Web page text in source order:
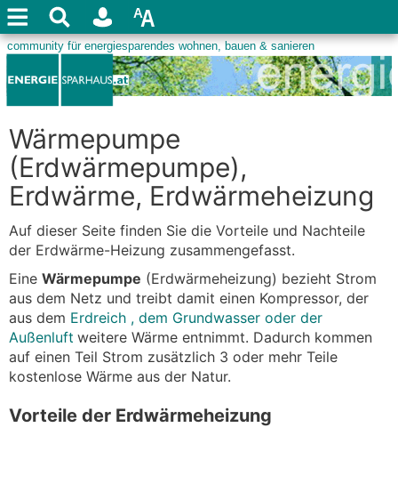
Wärmepumpe
(Erdwärmepumpe),
Erdwärme, Erdwärmeheizung
Auf dieser Seite finden Sie die Vorteile und Nachteile
der Erdwärme-Heizung zusammengefasst.
Eine Wärmepumpe (Erdwärmeheizung) bezieht Strom
aus dem Netz und treibt damit einen Kompressor, der
aus dem Erdreich , dem Grundwasser oder der
Außenluft weitere Wärme entnimmt. Dadurch kommen
auf einen Teil Strom zusätzlich 3 oder mehr Teile
kostenlose Wärme aus der Natur.
Vorteile der Erdwärmeheizung